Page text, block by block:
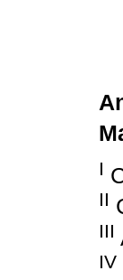
I
II
III
IV